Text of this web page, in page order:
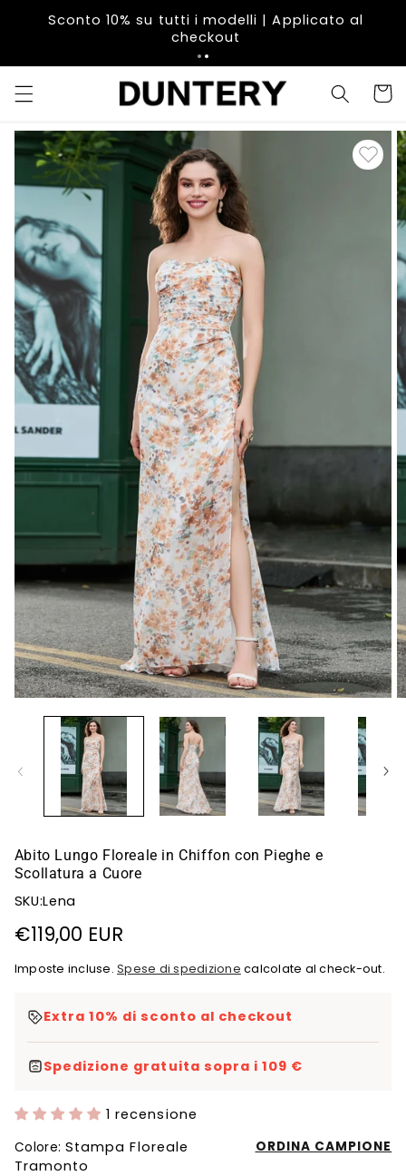
i 109 €
Sconto 10% su tutti i modelli |
Passa alle
informazioni
sul prodotto
Abito Lungo Floreale in Chiffon con Pieghe e
Scollatura a Cuore
SKU:Lena
Prezzo
di
€119,00 EUR
Imposte incluse.Spese di spedizione calcolate al check-out.
Extra 10% di sconto al checkout
Spedizione gratuita sopra i 109 €
1 recensione
Colore:Stampa Floreale
Tramonto
ORDINA CAMPIONE